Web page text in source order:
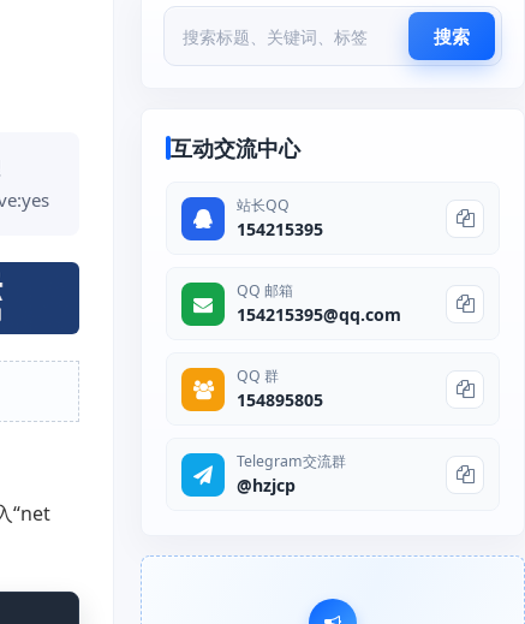
“net
搜索
互动交流中心
站长QQ
154215395
QQ 邮箱
154215395@qq.com
QQ 群
154895805
Telegram交流群
@hzjcp